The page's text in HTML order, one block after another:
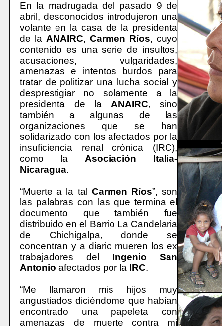
En la madrugada del pasado 9 de
abril, desconocidos introdujeron una
volante en la casa de la presidenta
de la ANAIRC, Carmen Ríos, cuyo
contenido es una serie de insultos,
acusaciones, vulgaridades,
amenazas e intentos burdos para
tratar de politizar una lucha social y
desprestigiar no solamente a la
presidenta de la ANAIRC, sino
también a algunas de las
organizaciones que se han
solidarizado con los afectados por la
insuficiencia renal crónica (IRC),
como la Asociación Italia-
Nicaragua.
“Muerte a la tal Carmen Ríos”, son
las palabras con las que termina el
documento que también fue
distribuido en el Barrio La Candelaria
de Chichigalpa, donde se
concentran y a diario mueren los ex
trabajadores del Ingenio San
Antonio afectados por la IRC.
“Me llamaron mis hijos muy
angustiados diciéndome que habían
encontrado una papeleta con
amenazas de muerte contra mi